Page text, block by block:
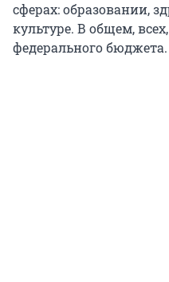
сферах: образовании,
культуре. В общем,
федерального бюджета.